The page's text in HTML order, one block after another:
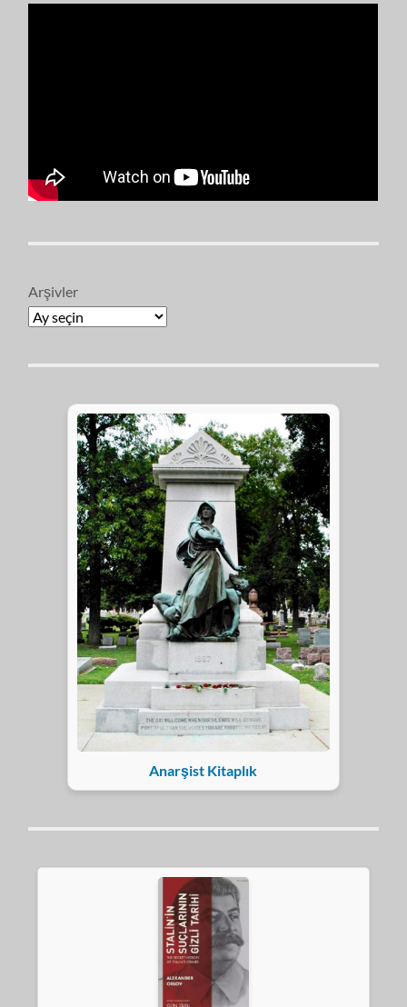
Arşivler
Anarşist Kitaplık